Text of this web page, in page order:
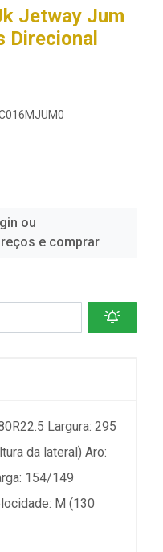
Jetway Jum
Direcional
ou
e comprar
Largura: 295
da lateral) Aro:
154/149
M (130